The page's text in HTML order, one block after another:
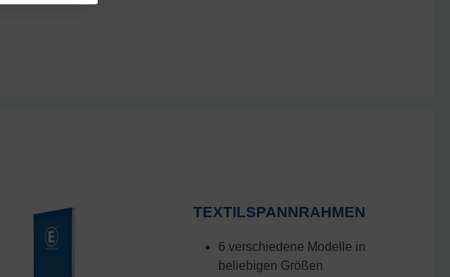
TEXTILSPANNRAHMEN
6 verschiedene Modelle in
beliebigen Größen